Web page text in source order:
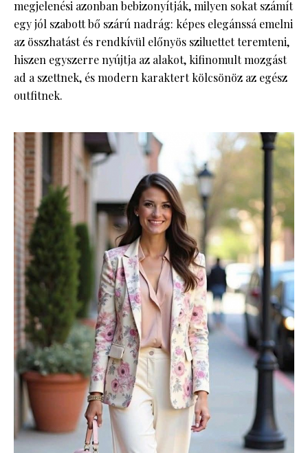
megjelenési azonban bebizonyítják, milyen sokat számít
egy jól szabott bő szárú nadrág: képes elegánssá emelni
az összhatást és rendkívül előnyös sziluettet teremteni,
hiszen egyszerre nyújtja az alakot, kifinomult mozgást
ad a szettnek, és modern karaktert kölcsönöz az egész
outfitnek.